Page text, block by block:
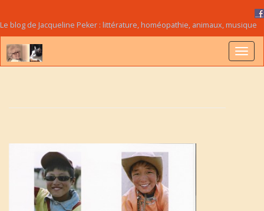
Le blog de Jacqueline Peker : littérature, homéopathie, animaux, musique